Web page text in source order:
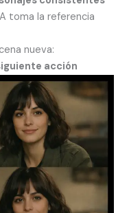
toma la referencia
nueva:
acción